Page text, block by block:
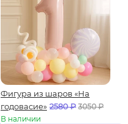
Фигура из шаров «На
годовасие» 2580₽ 3050₽
В наличии